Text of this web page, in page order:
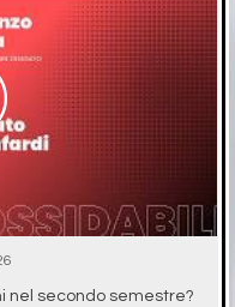
nel secondo semestre?